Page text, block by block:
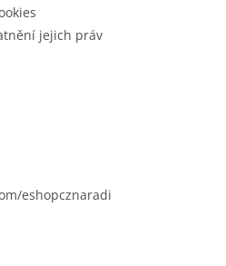
jejich práv
eshopcznaradi